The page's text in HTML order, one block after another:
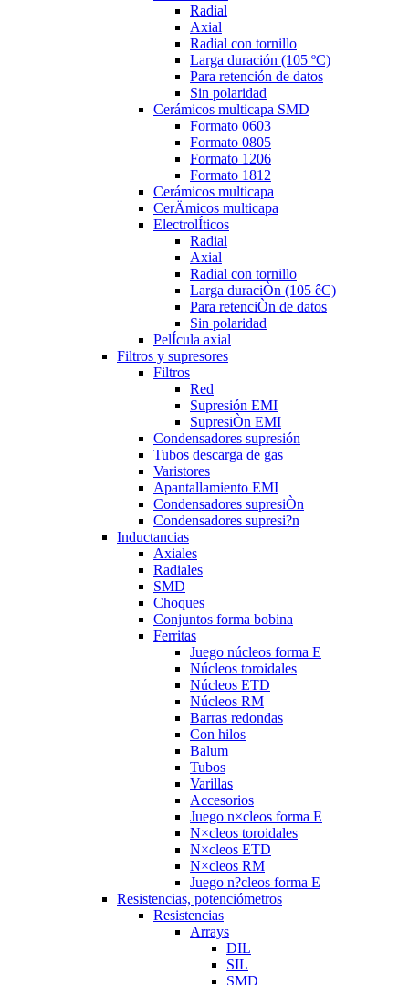
Radial
Axial
Radial con tornillo
Larga duración (105 ºC)
Para retención de datos
Sin polaridad
Cerámicos multicapa SMD
Formato 0603
Formato 0805
Formato 1206
Formato 1812
Cerámicos multicapa
CerÄmicos multicapa
ElectrolÍticos
Radial
Axial
Radial con tornillo
Larga duraciÒn (105 êC)
Para retenciÒn de datos
Sin polaridad
PelÍcula axial
Filtros y supresores
Filtros
Red
Supresión EMI
SupresiÒn EMI
Condensadores supresión
Tubos descarga de gas
Varistores
Apantallamiento EMI
Condensadores supresiÒn
Condensadores supresi?n
Inductancias
Axiales
Radiales
SMD
Choques
Conjuntos forma bobina
Ferritas
Juego núcleos forma E
Núcleos toroidales
Núcleos ETD
Núcleos RM
Barras redondas
Con hilos
Balum
Tubos
Varillas
Accesorios
Juego n×cleos forma E
N×cleos toroidales
N×cleos ETD
N×cleos RM
Juego n?cleos forma E
Resistencias, potenciómetros
Resistencias
Arrays
DIL
SIL
SMD